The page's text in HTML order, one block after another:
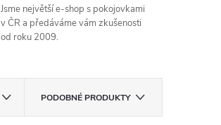
Jsme největší e-shop s pokojovkami
v ČR a předáváme vám zkušenosti
od roku 2009.
PODOBNÉ PRODUKTY